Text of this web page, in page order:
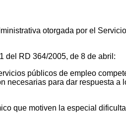
otorgada por el
del RD 364/2005, de 8 de abril:
públicos de empleo
necesarias para dar respuesta a
que motiven la especial